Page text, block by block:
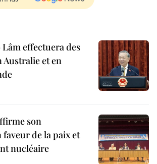
effectuera des
Australie et en
son
faveur de la paix et
nucléaire